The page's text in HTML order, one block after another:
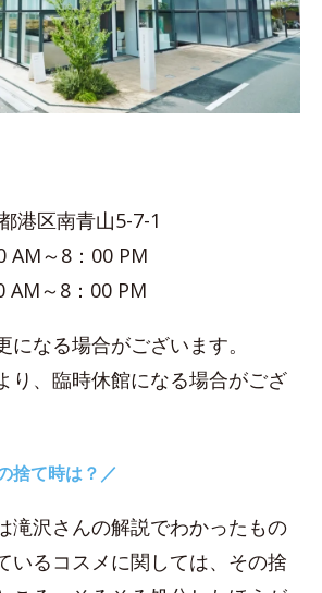
港区南青山5-7-1
AM～8：00 PM
AM～8：00 PM
なる場合がございます。
り、臨時休館になる場合がござ
捨て時は？／
滝沢さんの解説でわかったもの
いるコスメに関しては、その捨